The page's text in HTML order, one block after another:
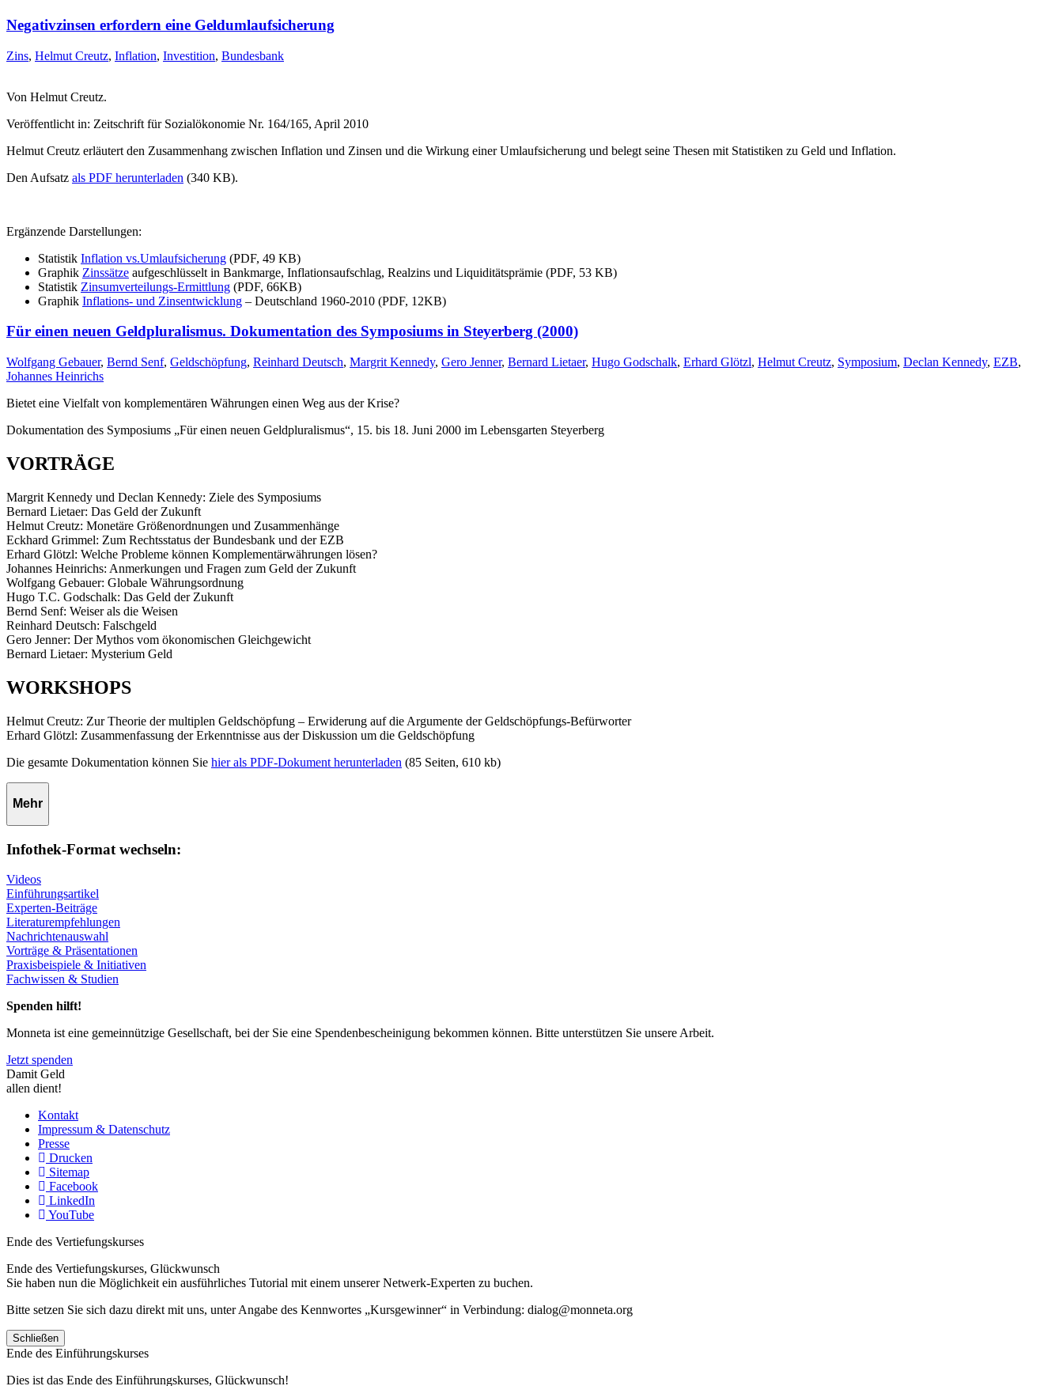
Negativzinsen erfordern eine Geldumlaufsicherung
Zins, Helmut Creutz, Inflation, Investition, Bundesbank
Von Helmut Creutz.
Veröffentlicht in: Zeitschrift für Sozialökonomie Nr. 164/165, April 2010
Helmut Creutz erläutert den Zusammenhang zwischen Inflation und Zinsen und die Wirkung einer Umlaufsicherung und belegt seine Thesen mit Statistiken zu Geld und Inflation.
Den Aufsatz als PDF herunterladen (340 KB).
Ergänzende Darstellungen:
Statistik Inflation vs.Umlaufsicherung (PDF, 49 KB)
Graphik Zinssätze aufgeschlüsselt in Bankmarge, Inflationsaufschlag, Realzins und Liquiditätsprämie (PDF, 53 KB)
Statistik Zinsumverteilungs-Ermittlung (PDF, 66KB)
Graphik Inflations- und Zinsentwicklung – Deutschland 1960-2010 (PDF, 12KB)
Für einen neuen Geldpluralismus. Dokumentation des Symposiums in Steyerberg (2000)
Wolfgang Gebauer, Bernd Senf, Geldschöpfung, Reinhard Deutsch, Margrit Kennedy, Gero Jenner, Bernard Lietaer, Hugo Godschalk, Erhard Glötzl, Helmut Creutz, Symposium, Declan Kennedy, EZB,
Johannes Heinrichs
Bietet eine Vielfalt von komplementären Währungen einen Weg aus der Krise?
Dokumentation des Symposiums „Für einen neuen Geldpluralismus“, 15. bis 18. Juni 2000 im Lebensgarten Steyerberg
VORTRÄGE
Margrit Kennedy und Declan Kennedy: Ziele des Symposiums
Bernard Lietaer: Das Geld der Zukunft
Helmut Creutz: Monetäre Größenordnungen und Zusammenhänge
Eckhard Grimmel: Zum Rechtsstatus der Bundesbank und der EZB
Erhard Glötzl: Welche Probleme können Komplementärwährungen lösen?
Johannes Heinrichs: Anmerkungen und Fragen zum Geld der Zukunft
Wolfgang Gebauer: Globale Währungsordnung
Hugo T.C. Godschalk: Das Geld der Zukunft
Bernd Senf: Weiser als die Weisen
Reinhard Deutsch: Falschgeld
Gero Jenner: Der Mythos vom ökonomischen Gleichgewicht
Bernard Lietaer: Mysterium Geld
WORKSHOPS
Helmut Creutz: Zur Theorie der multiplen Geldschöpfung – Erwiderung auf die Argumente der Geldschöpfungs-Befürworter
Erhard Glötzl: Zusammenfassung der Erkenntnisse aus der Diskussion um die Geldschöpfung
Die gesamte Dokumentation können Sie hier als PDF-Dokument herunterladen (85 Seiten, 610 kb)
Mehr
Infothek-Format wechseln:
Videos
Einführungsartikel
Experten-Beiträge
Literaturempfehlungen
Nachrichtenauswahl
Vorträge & Präsentationen
Praxisbeispiele & Initiativen
Fachwissen & Studien
Spenden hilft!
Monneta ist eine gemeinnützige Gesellschaft, bei der Sie eine Spendenbescheinigung bekommen können. Bitte unterstützen Sie unsere Arbeit.
Jetzt spenden
Damit Geld
allen dient!
Kontakt
Impressum & Datenschutz
Presse
Drucken
Sitemap
Facebook
LinkedIn
YouTube
Ende des Vertiefungskurses
Ende des Vertiefungskurses, Glückwunsch
Sie haben nun die Möglichkeit ein ausführliches Tutorial mit einem unserer Netwerk-Experten zu buchen.
Bitte setzen Sie sich dazu direkt mit uns, unter Angabe des Kennwortes „Kursgewinner“ in Verbindung: dialog@monneta.org
Schließen
Ende des Einführungskurses
Dies ist das Ende des Einführungskurses, Glückwunsch!